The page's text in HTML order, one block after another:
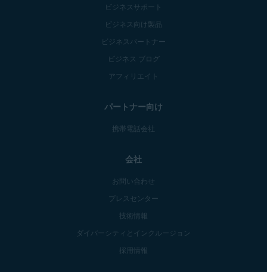
ビジネスサポート
ビジネス向け製品
ビジネスパートナー
ビジネス ブログ
アフィリエイト
パートナー向け
携帯電話会社
会社
お問い合わせ
プレスセンター
技術情報
ダイバーシティとインクルージョン
採用情報